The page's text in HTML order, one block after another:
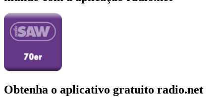
Obtenha o aplicativo gratuito radio.net